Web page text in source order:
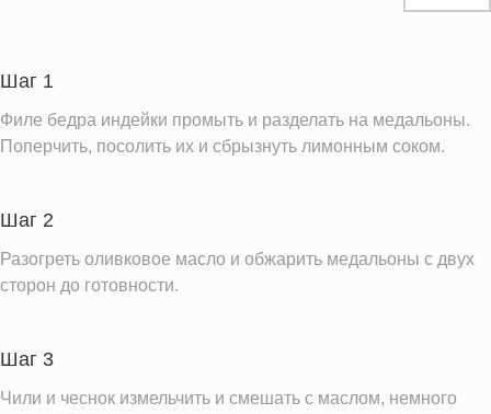
Пищевые волокна
Сахар
Холестерин
114.0 мг
Натрий
Магний
56.9 мг
Кальций
Калий
Фолиевая кислота
15.2 мкг
Шаг 1
Филе бедра индейки промыть и разделать на медальоны.
Поперчить, посолить их и сбрызнуть лимонным соком.
Шаг 2
Разогреть оливковое масло и обжарить медальоны с двух
сторон до готовности.
Шаг 3
Чили и чеснок измельчить и смешать с маслом, немного